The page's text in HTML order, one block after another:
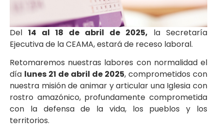
Del 14 al 18 de abril de 2025, la Secretaría
Ejecutiva de la CEAMA, estará de receso laboral.
Retomaremos nuestras labores con normalidad el
día lunes 21 de abril de 2025, comprometidos con
nuestra misión de animar y articular una Iglesia con
rostro amazónico, profundamente comprometida
con la defensa de la vida, los pueblos y los
territorios.